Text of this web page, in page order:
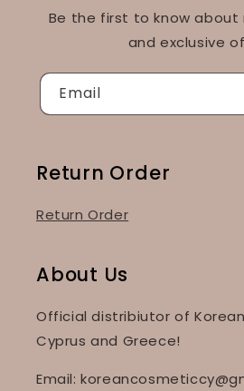
Be the first to know about
and exclusive
Email
Return Order
Return Order
About Us
Official distribiutor of
Cyprus and Greece!
Email: